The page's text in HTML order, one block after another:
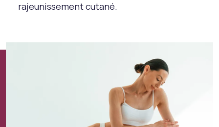
rajeunissement cutané.